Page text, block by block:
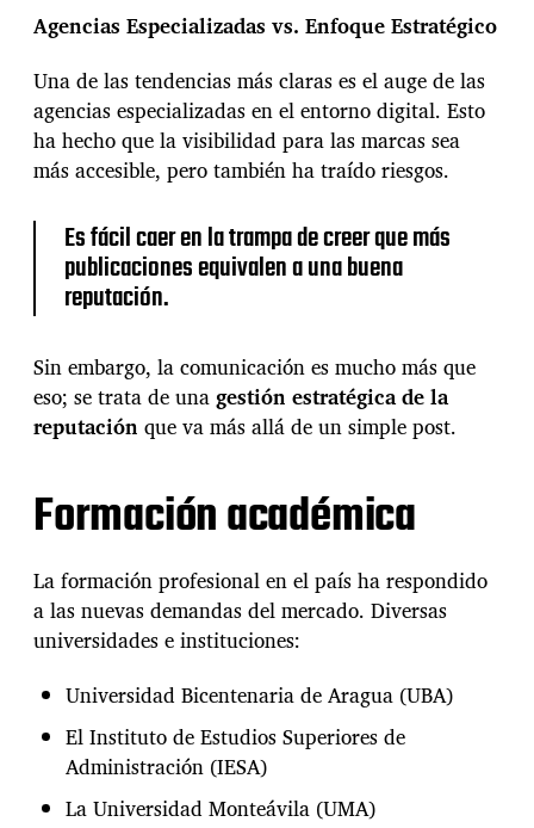
d
l
a
e
n
t
a
6
d
S
e
p
t
i
m
b
r
a
s
R
P
e
V
e
n
e
u
e
l
a
v
a
Agencias Especializadas vs. Enfoque Estratégico
Una de las tendencias más claras es el auge de las
agencias especializadas en el entorno digital. Esto
ha hecho que la visibilidad para las marcas sea
más accesible, pero también ha traído riesgos.
Es fácil caer en la trampa de creer que más
publicaciones equivalen a una buena
reputación.
Sin embargo, la comunicación es mucho más que
eso; se trata de unagestión estratégica de la
reputación que va más allá de un simple post.
Formación académica
La formación profesional en el país ha respondido
a las nuevas demandas del mercado. Diversas
universidades e instituciones:
Universidad Bicentenaria de Aragua (UBA)
El Instituto de Estudios Superiores de
Administración (IESA)
La Universidad Monteávila (UMA)